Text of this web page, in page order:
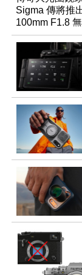
Sigma 傳將推
100mm F1.8